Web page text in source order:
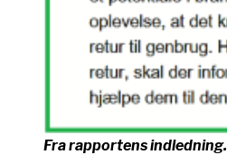
Fra rapportens indledning.